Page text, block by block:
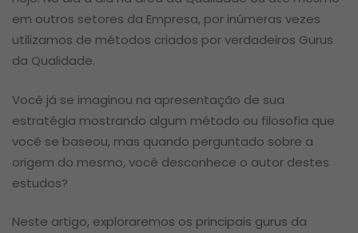
Gestão
em outros setores da Empresa, por inúmeras vezes
utilizamos de métodos criados por verdadeiros Gurus
da Qualidade.
Você já se imaginou na apresentação de sua
estratégia mostrando algum método ou filosofia que
você se baseou, mas quando perguntado sobre a
origem do mesmo, você desconhece o autor destes
estudos?
Neste artigo, exploraremos os principais gurus da